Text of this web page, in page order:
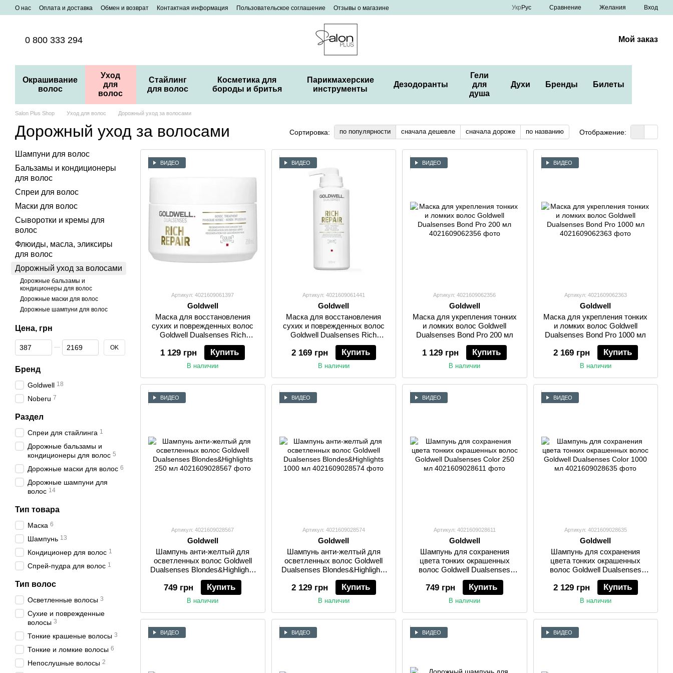
Перейти к основному контенту
О нас Оплата и доставка Обмен и возврат Контактная информация Пользовательское соглашение Отзывы о магазине Укр Рус Сравнение Желания Вход
0 800 333 294 Мой заказ
Окрашивание
волос
Уход
для
волос
Стайлинг
для волос
Косметика для
бороды и бритья
Парикмахерские
инструменты
Дезодоранты
Гели
для
душа
Духи Бренды Билеты
Salon Plus Shop Уход для волос Дорожный уход за волосами
Дорожный уход за волосами Сортировка: по популярности сначала дешевле сначала дороже по названию Отображение:
ВИДЕО
Артикул: 4021609061397
Goldwell
Маска для восстановления
сухих и поврежденных волос
Goldwell Dualsenses Rich
Repair 200 мл
1 129 грн Купить
В наличии
ВИДЕО
Артикул: 4021609061441
Goldwell
Маска для восстановления
сухих и поврежденных волос
Goldwell Dualsenses Rich
Repair 500 мл
2 169 грн Купить
В наличии
ВИДЕО
Артикул: 4021609062356
Goldwell
Маска для укрепления тонких
и ломких волос Goldwell
Dualsenses Bond Pro 200 мл
1 129 грн Купить
В наличии
ВИДЕО
Артикул: 4021609062363
Goldwell
Маска для укрепления тонких
и ломких волос Goldwell
Dualsenses Bond Pro 1000 мл
2 169 грн Купить
В наличии
ВИДЕО
Артикул: 4021609028567
Goldwell
Шампунь анти-желтый для
осветленных волос Goldwell
Dualsenses Blondes&Highlights
250 мл
749 грн Купить
В наличии
ВИДЕО
Артикул: 4021609028574
Goldwell
Шампунь анти-желтый для
осветленных волос Goldwell
Dualsenses Blondes&Highlights
1000 мл
2 129 грн Купить
В наличии
ВИДЕО
Артикул: 4021609028611
Goldwell
Шампунь для сохранения
цвета тонких окрашенных
волос Goldwell Dualsenses
Color 250 мл
749 грн Купить
В наличии
ВИДЕО
Артикул: 4021609028635
Goldwell
Шампунь для сохранения
цвета тонких окрашенных
волос Goldwell Dualsenses
Color 1000 мл
2 129 грн Купить
В наличии
ВИДЕО ВИДЕО ВИДЕО ВИДЕО
Шампуни для волос
Бальзамы и кондиционеры
для волос
Спреи для волос
Маски для волос
Сыворотки и кремы для
волос
Флюиды, масла, эликсиры
для волос
Дорожный уход за волосами
Дорожные бальзамы и
кондиционеры для волос
Дорожные маски для волос
Дорожные шампуни для волос
Цена, грн
От Цена, грн
До Цена, грн OK
Бренд
Goldwell 18
Noberu 7
Раздел
Спреи для стайлинга 1
Дорожные бальзамы и
кондиционеры для волос 5
Дорожные маски для волос 6
Дорожные шампуни для
волос 14
Тип товара
Маска 6
Шампунь 13
Кондиционер для волос 1
Спрей-пудра для волос 1
Тип волос
Осветленные волосы 3
Сухие и поврежденные
волосы 3
Тонкие крашеные волосы 3
Тонкие и ломкие волосы 6
Непослушные волосы 2